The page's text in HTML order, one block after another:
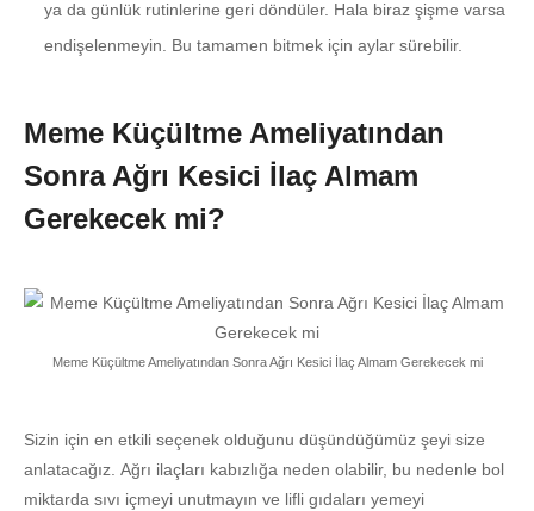
ya da günlük rutinlerine geri döndüler. Hala biraz şişme varsa
endişelenmeyin. Bu tamamen bitmek için aylar sürebilir.
Meme Küçültme Ameliyatından
Sonra Ağrı Kesici İlaç Almam
Gerekecek mi?
Meme Küçültme Ameliyatından Sonra Ağrı Kesici İlaç Almam Gerekecek mi
Sizin için en etkili seçenek olduğunu düşündüğümüz şeyi size
anlatacağız. Ağrı ilaçları kabızlığa neden olabilir, bu nedenle bol
miktarda sıvı içmeyi unutmayın ve lifli gıdaları yemeyi